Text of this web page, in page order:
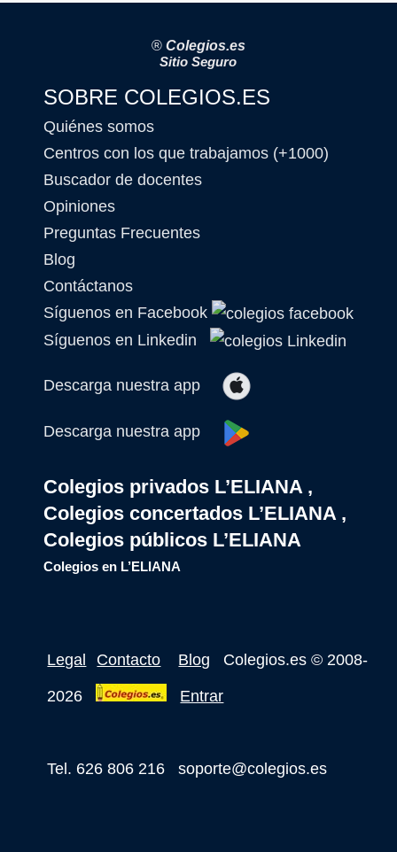
® Colegios.es
Sitio Seguro
SOBRE COLEGIOS.ES
Quiénes somos
Centros con los que trabajamos (+1000)
Buscador de docentes
Opiniones
Preguntas Frecuentes
Blog
Contáctanos
Síguenos en Facebook
Síguenos en Linkedin
Descarga nuestra app
Descarga nuestra app
Colegios privados L’ELIANA ,
Colegios concertados L’ELIANA ,
Colegios públicos L’ELIANA
Colegios en L’ELIANA
Legal Contacto Blog Colegios.es © 2008-
2026 Entrar
Tel. 626 806 216 soporte@colegios.es